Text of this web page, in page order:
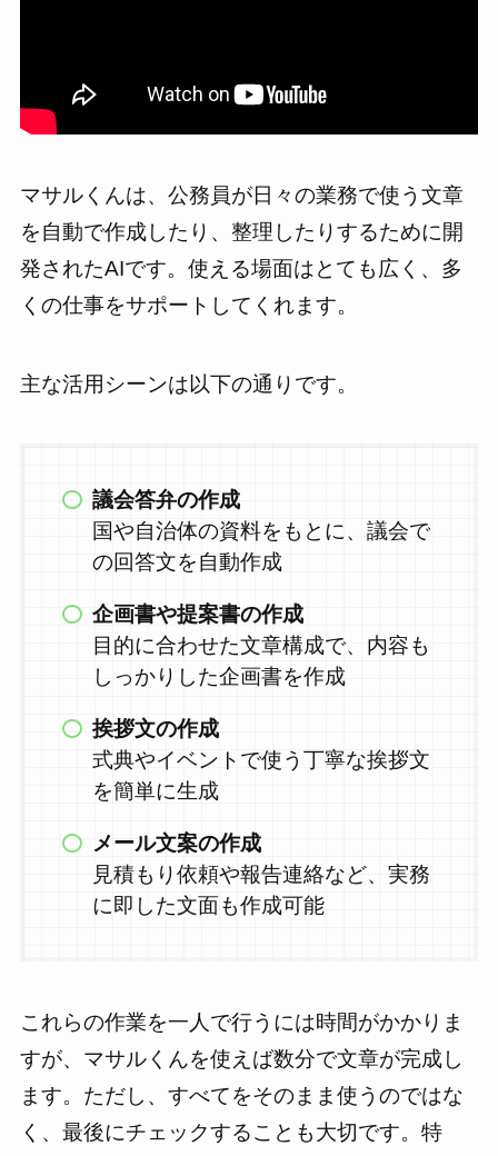
マサルくんは、公務員が日々の業務で使う文章
を自動で作成したり、整理したりするために開
発されたAIです。使える場面はとても広く、多
くの仕事をサポートしてくれます。
主な活用シーンは以下の通りです。
議会答弁の作成
国や自治体の資料をもとに、議会で
の回答文を自動作成
企画書や提案書の作成
目的に合わせた文章構成で、内容も
しっかりした企画書を作成
挨拶文の作成
式典やイベントで使う丁寧な挨拶文
を簡単に生成
メール文案の作成
見積もり依頼や報告連絡など、実務
に即した文面も作成可能
これらの作業を一人で行うには時間がかかりま
すが、マサルくんを使えば数分で文章が完成し
ます。ただし、すべてをそのまま使うのではな
く、最後にチェックすることも大切です。特